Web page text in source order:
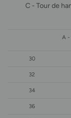
C - Tour de
A -
30
32
34
36